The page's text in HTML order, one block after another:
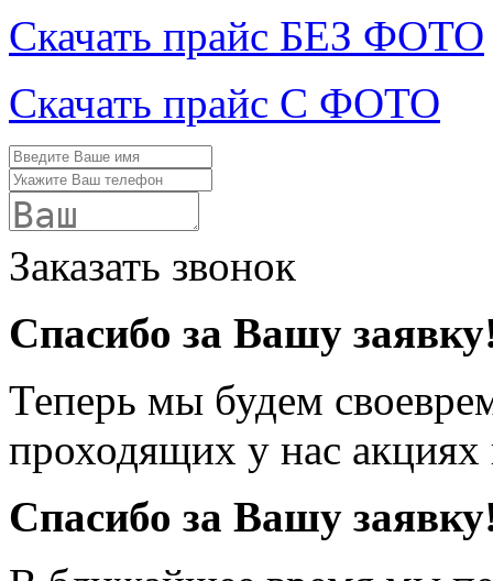
Скачать прайс БЕЗ ФОТО
Скачать прайс С ФОТО
Заказать звонок
Спасибо за Вашу
Теперь мы будем
проходящих у нас
Спасибо за Вашу